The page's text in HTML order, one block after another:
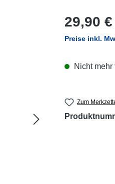
Regulärer
29,90 €
Preise inkl.
Nicht mehr
Zum